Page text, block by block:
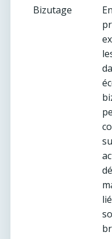
Bizutage